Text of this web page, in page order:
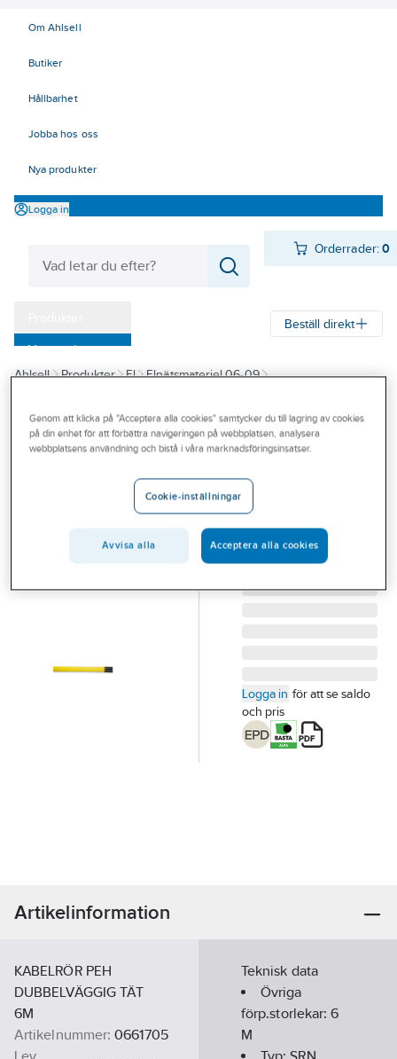
Om Ahlsell
Butiker
Hållbarhet
Jobba hos oss
Nya produkter
Logga in
Orderrader:0
Varumärken
Kampanjer
Outlet
Branscher
Beställ direkt
Ahlsell Produkter El
Elnätsmateriel 06-09
PIPELIFE
Kabelrör PEH
DV tät
KABELRÖR DV 50/42
SRN TÄT 6M
Artikelnummer:
70005408
Logga in för att se saldo
och pris
Artikelinformation
KABELRÖR PEH
DUBBELVÄGGIG TÄT
6M
Artikelnummer: 0661705
Teknisk data
Övriga
förp.storlekar:6
M
Genom att klicka på "Acceptera alla cookies" samtycker du till lagring av cookies
på din enhet för att förbättra navigeringen på webbplatsen, analysera
webbplatsens användning och bistå i våra marknadsföringsinsatser.
Cookie-inställningar
Avvisa alla Acceptera alla cookies